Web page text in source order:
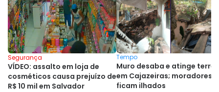
Segurança
VÍDEO: assalto em loja de
cosméticos causa prejuízo de
R$ 10 mil em Salvador
Tempo
Muro desaba e atinge
em Cajazeiras; moradores
ficam ilhados